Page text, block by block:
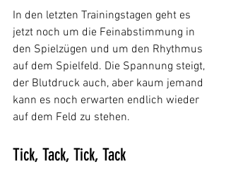
In den letzten Trainingstagen geht es
jetzt noch um die Feinabstimmung in
den Spielzügen und um den Rhythmus
auf dem Spielfeld. Die Spannung steigt,
der Blutdruck auch, aber kaum jemand
kann es noch erwarten endlich wieder
auf dem Feld zu stehen.
Tick, Tack, Tick, Tack